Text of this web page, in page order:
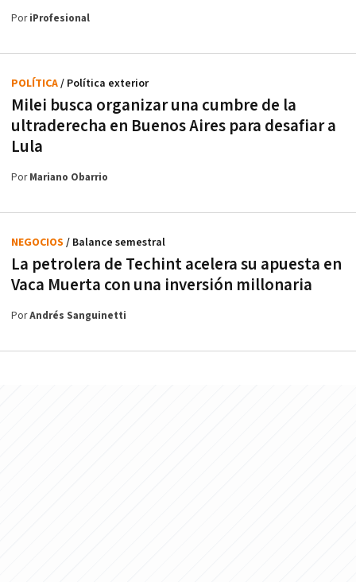
PoriProfesional
Milei busca organizar una cumbre de la
ultraderecha en Buenos Aires para desafiar a
Lula
POLÍTICA/ Política exterior
PorMariano Obarrio
La petrolera de Techint acelera su apuesta en
Vaca Muerta con una inversión millonaria
NEGOCIOS / Balance semestral
PorAndrés Sanguinetti